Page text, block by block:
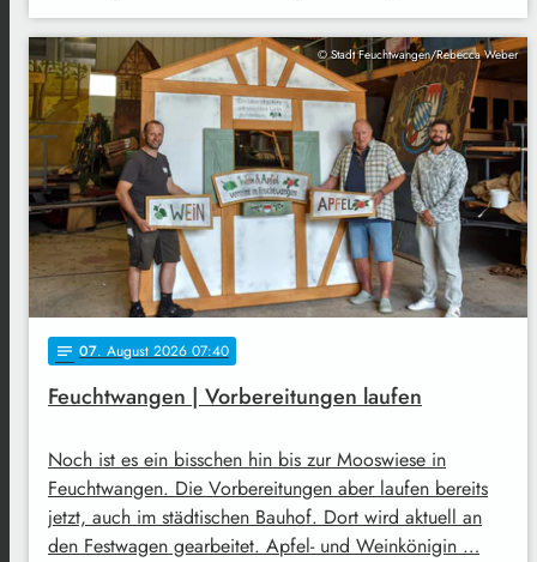
© Stadt Feuchtwangen/Rebecca Weber
notes 07. August 2026 07:40
Feuchtwangen | Vorbereitungen laufen
Noch ist es ein bisschen hin bis zur Mooswiese in
Feuchtwangen. Die Vorbereitungen aber laufen bereits
jetzt, auch im städtischen Bauhof. Dort wird aktuell an
den Festwagen gearbeitet. Apfel- und Weinkönigin …